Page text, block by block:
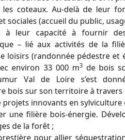
coteaux. Au-delà de leur
sociales (accueil du public,
leur capacité à fournir
– lié aux activités de la
loisirs (randonnée pédestre et
environ 33 000 m3de bois
Val de Loire s’est
bois sur son territoire à travers
innovants en
une filière bois-énergie.
de la forêt ;
pour allier